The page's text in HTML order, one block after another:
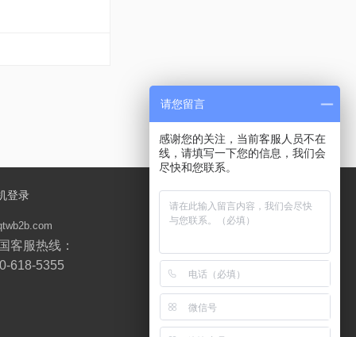
登录
客服热线：
618-5355
请您留言
感谢您的关注，当前客服人员不在
线，请填写一下您的信息，我们会
尽快和您联系。